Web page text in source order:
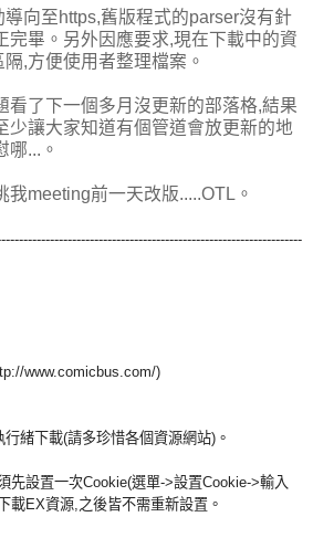
向至https,舊版程式的parser沒有針
完畢。另外因應要求,現在下載中的資
,方便使用者整理檔案。
看了下一個多月沒更新的部落格,結果
少讓大家知道有個管道會放更新的地
哪...。
我meeting前一天改版.....OTL。
www.comicbus.com/)
緒下載(請多珍惜各個資源網站)。
先設置一次Cookie(選單->設置Cookie->輸入
載EX資源,之後皆不需重新設置。